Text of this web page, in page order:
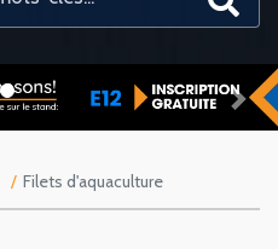
Filets d'aquaculture